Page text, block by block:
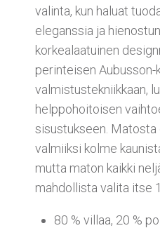
valinta, kun haluat
eleganssia ja
korkealaatuinen
perinteisen Aubusson-
valmistustekniikkaan,
helppohoitoisen
sisustukseen. Matosta
valmiiksi kolme
mutta maton kaikki
mahdollista valita itse
80 % villaa, 20 %